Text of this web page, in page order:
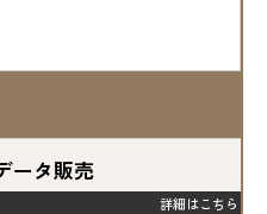
ータ販売
詳細はこちら